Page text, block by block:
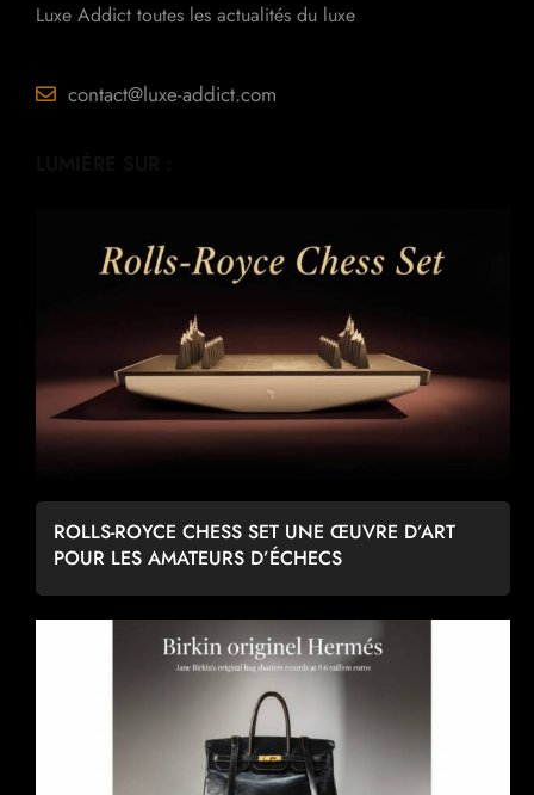
Luxe Addict toutes les actualités du luxe
contact@luxe-addict.com
ROLLS-ROYCE CHESS SET UNE ŒUVRE D’ART
POUR LES AMATEURS D’ÉCHECS